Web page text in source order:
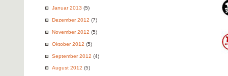
Januar 2013 (5)
Dezember 2012 (7)
November 2012 (5)
Oktober 2012 (5)
September 2012 (4)
August 2012 (5)